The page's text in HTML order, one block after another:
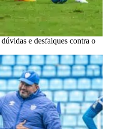
e desfalques contra o